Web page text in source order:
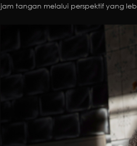
jam tangan melalui perspektif yang